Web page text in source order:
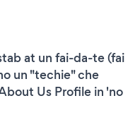
at un fai-da-te (fai
un "techie" che
Us Profile in 'no